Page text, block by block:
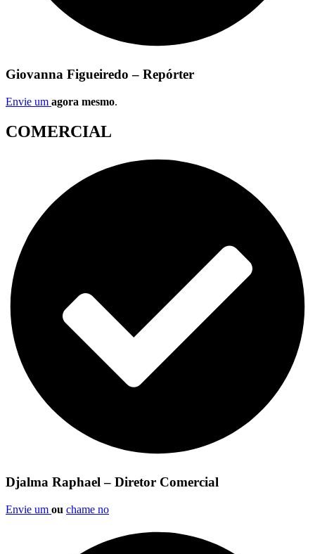
Giovanna Figueiredo – Repórter
Envie um agora mesmo.
COMERCIAL
Djalma Raphael – Diretor Comercial
Envie um ou chame no